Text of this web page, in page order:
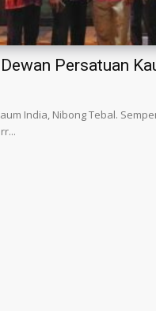
Persatuan
India, Nibong Tebal.